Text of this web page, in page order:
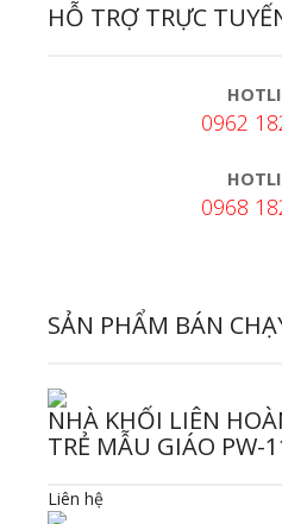
HỖ TRỢ TRỰC
0962
0968
SẢN PHẨM BÁN
NHÀ KHỐI LIÊN
TRẺ MẪU GIÁO PW-
Liên hệ